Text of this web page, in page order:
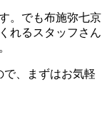
。でも布施弥七京
れるスタッフさん
で、まずはお気軽